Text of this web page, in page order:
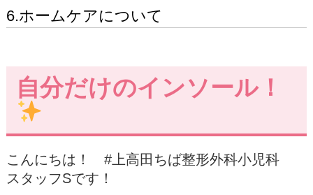
6.ホームケアについて
自分だけのインソール！
こんにちは！ #上高田ちば整形外科小児科
スタッフSです！